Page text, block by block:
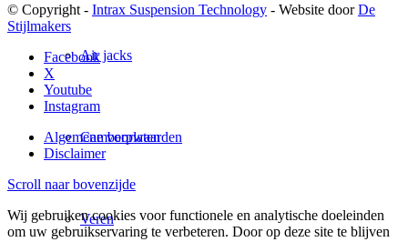
Air jacks
Camberplaten
Veren
© Copyright - Intrax Suspension Technology - Website doorDe
Stijlmakers
Facebook
X
Youtube
Instagram
Algemene voorwaarden
Disclaimer
Scroll naar bovenzijde
Wij gebruiken cookies voor functionele en analytische doeleinden
om uw gebruikservaring te verbeteren. Door op deze site te blijven